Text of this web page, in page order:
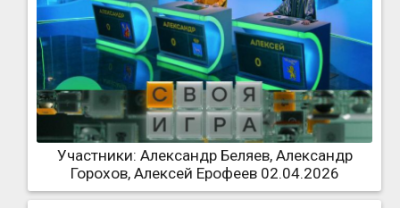
Участники: Александр Беляев, Александр
Горохов, Алексей Ерофеев 02.04.2026